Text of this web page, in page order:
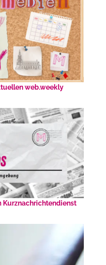
web.weekly
Kurznachrichtendienst